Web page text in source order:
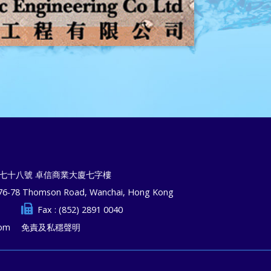
十八號 卓信商業大廈七字樓
78 Thomson Road, Wanchai, Hong Kong
Fax : (852) 2891 0040
免責及私穩聲明